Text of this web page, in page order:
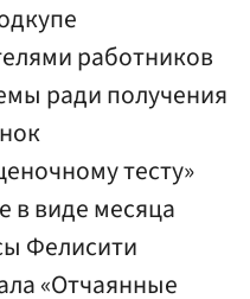
работников
ради получения
тесту»
в виде месяца
Фелисити
«Отчаянные